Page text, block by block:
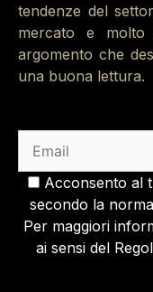
tendenze del
mercato e
argomento che
una buona lettura.
Acconsento al
secondo la
Per maggiori
ai sensi del